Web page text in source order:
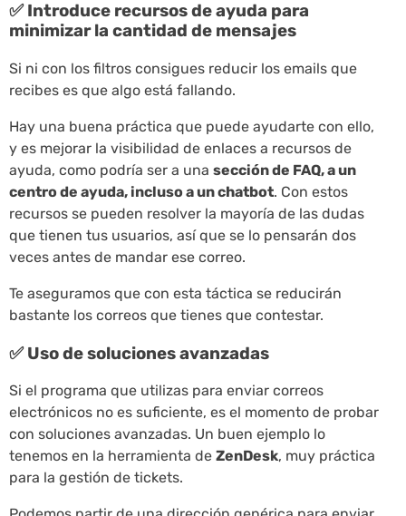
✅ Introduce recursos de ayuda para
minimizar la cantidad de mensajes
Si ni con los filtros consigues reducir los emails que
recibes es que algo está fallando.
Hay una buena práctica que puede ayudarte con ello,
y es mejorar la visibilidad de enlaces a recursos de
ayuda, como podría ser a una sección de FAQ, a un
centro de ayuda, incluso a un chatbot. Con estos
recursos se pueden resolver la mayoría de las dudas
que tienen tus usuarios, así que se lo pensarán dos
veces antes de mandar ese correo.
Te aseguramos que con esta táctica se reducirán
bastante los correos que tienes que contestar.
✅ Uso de soluciones avanzadas
Si el programa que utilizas para enviar correos
electrónicos no es suficiente, es el momento de probar
con soluciones avanzadas. Un buen ejemplo lo
tenemos en la herramienta de ZenDesk, muy práctica
para la gestión de tickets.